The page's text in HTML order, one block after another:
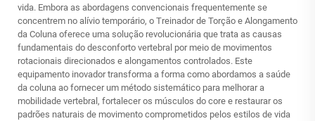
vida. Embora as abordagens convencionais frequentemente se
concentrem no alívio temporário, o Treinador de Torção e Alongamento
da Coluna oferece uma solução revolucionária que trata as causas
fundamentais do desconforto vertebral por meio de movimentos
rotacionais direcionados e alongamentos controlados. Este
equipamento inovador transforma a forma como abordamos a saúde
da coluna ao fornecer um método sistemático para melhorar a
mobilidade vertebral, fortalecer os músculos do core e restaurar os
padrões naturais de movimento comprometidos pelos estilos de vida